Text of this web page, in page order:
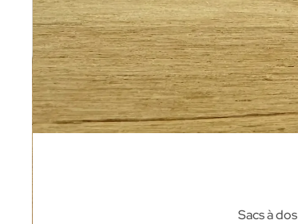
Trousses & pochettes
Sacs à dos